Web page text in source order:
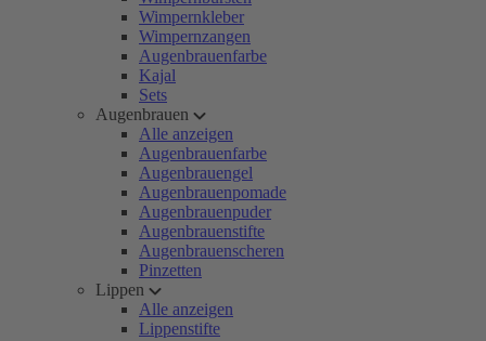
Wimpernkleber
Wimpernzangen
Augenbrauenfarbe
Kajal
Sets
Augenbrauen
Alle anzeigen
Augenbrauenfarbe
Augenbrauengel
Augenbrauenpomade
Augenbrauenpuder
Augenbrauenstifte
Augenbrauenscheren
Pinzetten
Lippen
Alle anzeigen
Lippenstifte